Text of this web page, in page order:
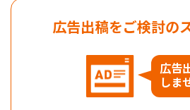
広告出稿をご検討の
広告
しま